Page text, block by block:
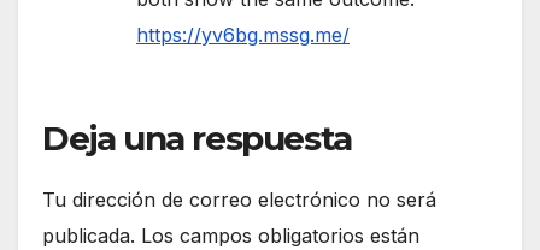
https://yv6bg.mssg.me/
Deja una respuesta
Tu dirección de correo electrónico no será
publicada. Los campos obligatorios están